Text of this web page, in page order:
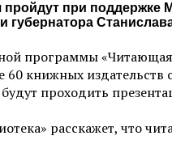
при поддержке
программы
книжных издательств
проходить
расскажет, что